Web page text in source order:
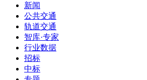
新闻
公共交通
轨道交通
智库·专家
行业数据
招标
中标